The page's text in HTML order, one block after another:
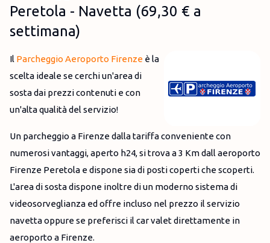
Peretola - Navetta (69,30 € a
settimana)
Il Parcheggio Aeroporto Firenze è la
scelta ideale se cerchi un'area di
sosta dai prezzi contenuti e con
un'alta qualità del servizio!
Un parcheggio a Firenze dalla tariffa conveniente con
numerosi vantaggi, aperto h24, si trova a 3 Km dall aeroporto
Firenze Peretola e dispone sia di posti coperti che scoperti.
L'area di sosta dispone inoltre di un moderno sistema di
videosorveglianza ed offre incluso nel prezzo il servizio
navetta oppure se preferisci il car valet direttamente in
aeroporto a Firenze.